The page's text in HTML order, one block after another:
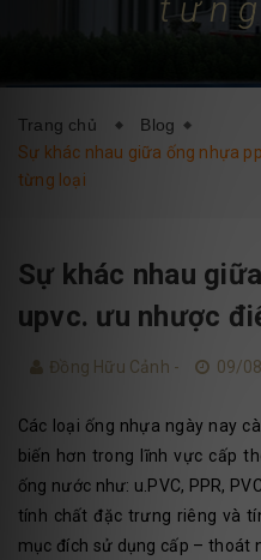
BLOG
Trang chủ
Blog
Sự khác nhau giữa ống nhựa
từng loại
Sự khác nhau
upvc. ưu nhược
Đồng Hữu Cảnh - 09/
Các loại ống nhựa ngày nay
biến hơn trong lĩnh vực cấp
ống nước như: u.PVC, PPR,
tính chất đặc trưng riêng và
mục đích sử dụng cấp – thoát